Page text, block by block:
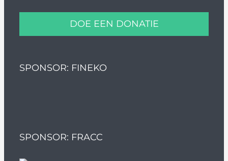
DOE EEN DONATIE
SPONSOR: FINEKO
SPONSOR: FRACC